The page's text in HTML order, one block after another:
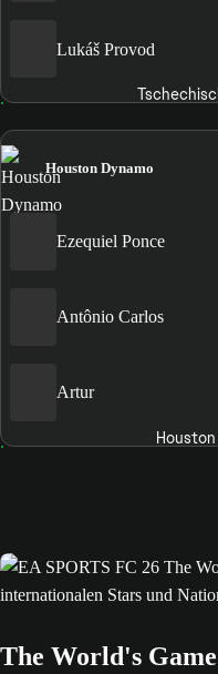
Lukáš Provod
Houston Dynamo
Ezequiel Ponce
Antônio Carlos
Artur
The World's Game